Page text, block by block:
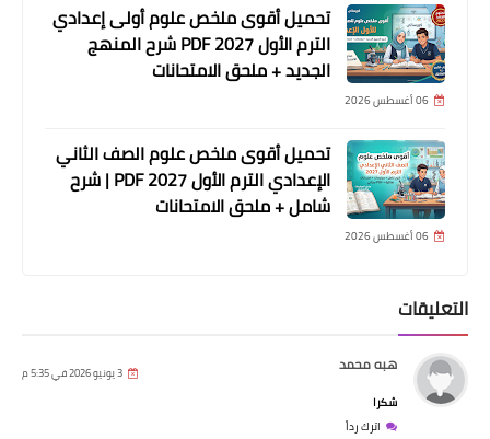
تحميل أقوى ملخص علوم أولى إعدادي
الترم الأول 2027 PDF شرح المنهج
الجديد + ملحق الامتحانات
06 أغسطس 2026
تحميل أقوى ملخص علوم الصف الثاني
الإعدادي الترم الأول 2027 PDF | شرح
شامل + ملحق الامتحانات
06 أغسطس 2026
التعليقات
هبه محمد 3 يونيو 2026 في 5:35 م
شكرا
اترك رداً